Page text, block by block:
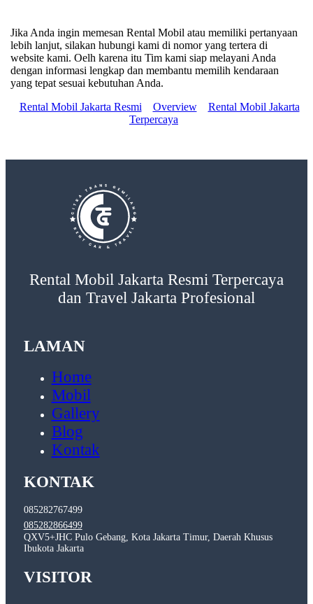
Jika Anda ingin memesan Rental Mobil atau memiliki pertanyaan
lebih lanjut, silakan hubungi kami di nomor yang tertera di
website kami. Oelh karena itu Tim kami siap melayani Anda
dengan informasi lengkap dan membantu memilih kendaraan
yang tepat sesuai kebutuhan Anda.
Rental Mobil Jakarta Resmi
Overview
Rental Mobil Jakarta
Terpercaya
Rental Mobil Jakarta Resmi Terpercaya
dan Travel Jakarta Profesional
LAMAN
Home
Mobil
Gallery
Blog
Kontak
KONTAK
085282767499
085282866499
QXV5+JHC Pulo Gebang, Kota Jakarta Timur, Daerah Khusus
Ibukota Jakarta
VISITOR